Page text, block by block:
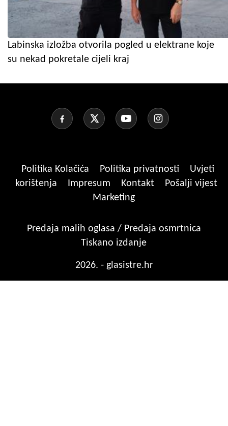
Labinska izložba otvorila pogled u elektrane koje
su nekad pokretale cijeli kraj
Politika Kolačića Politika privatnosti
Uvjeti
korištenja
Impresum Kontakt
Pošalji vijest
Marketing
Predaja malih oglasa / Predaja osmrtnica
Tiskano izdanje
2026. - glasistre.hr